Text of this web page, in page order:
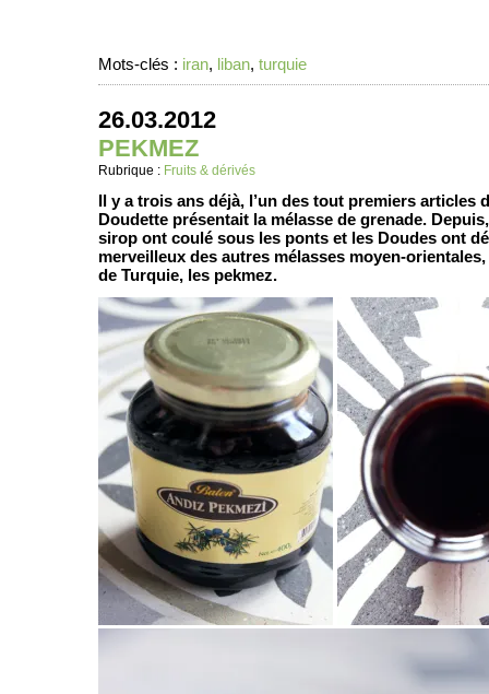
Mots-clés : iran, liban, turquie
26.03.2012
PEKMEZ
Rubrique : Fruits & dérivés
Il y a trois ans déjà, l’un des tout premiers articles
Doudette présentait la mélasse de grenade.
sirop ont coulé sous les ponts et les Doudes ont
merveilleux des autres mélasses moyen-
de Turquie, les pekmez.